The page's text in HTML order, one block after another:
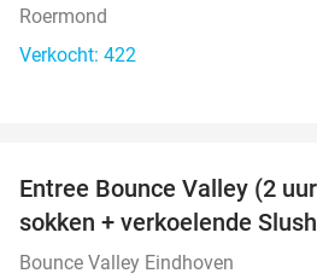
Roermond
Verkocht: 422
Entree Bounce Valley (2
sokken + verkoelende
Bounce Valley Eindhoven